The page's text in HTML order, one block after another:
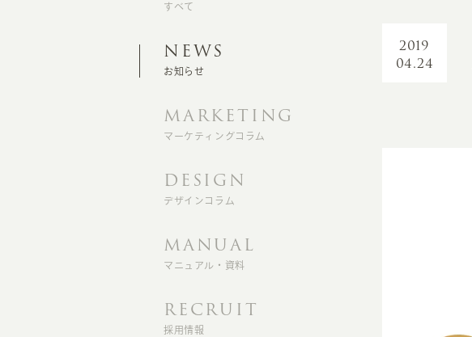
すべて
NEWS
お知らせ
MARKETING
マーケティングコラム
DESIGN
デザインコラム
MANUAL
マニュアル・資料
RECRUIT
採用情報
2019
04.24